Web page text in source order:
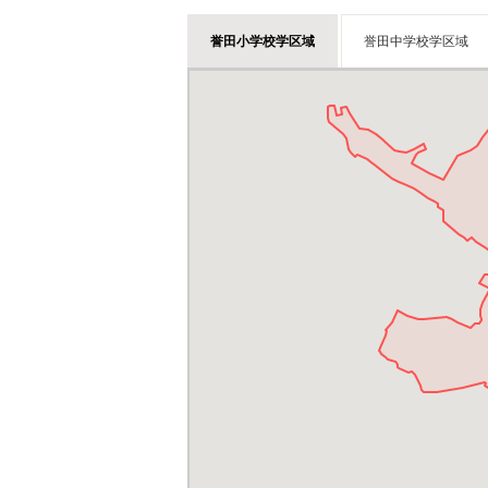
誉田小学校学区域 誉田中学校学区域